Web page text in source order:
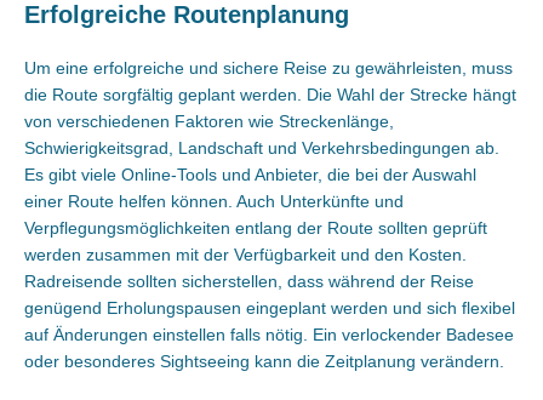
Erfolgreiche Routenplanung
Um eine erfolgreiche und sichere Reise zu gewährleisten, muss
die Route sorgfältig geplant werden. Die Wahl der Strecke hängt
von verschiedenen Faktoren wie Streckenlänge,
Schwierigkeitsgrad, Landschaft und Verkehrsbedingungen ab.
Es gibt viele Online-Tools und Anbieter, die bei der Auswahl
einer Route helfen können. Auch Unterkünfte und
Verpflegungsmöglichkeiten entlang der Route sollten geprüft
werden zusammen mit der Verfügbarkeit und den Kosten.
Radreisende sollten sicherstellen, dass während der Reise
genügend Erholungspausen eingeplant werden und sich flexibel
auf Änderungen einstellen falls nötig. Ein verlockender Badesee
oder besonderes Sightseeing kann die Zeitplanung verändern.